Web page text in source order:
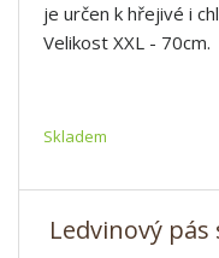
je určen k hřejivé i
Velikost XXL - 70cm.
Skladem
Ledvinový